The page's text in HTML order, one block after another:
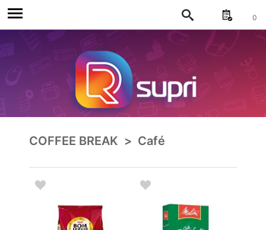
0
COFFEE BREAK > Café